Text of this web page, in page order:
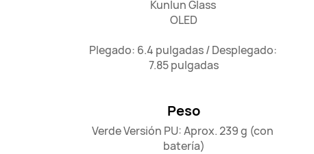
Kunlun Glass
OLED
Plegado: 6.4 pulgadas / Desplegado:
7.85 pulgadas
Peso
Verde Versión PU: Aprox. 239 g (con
batería)